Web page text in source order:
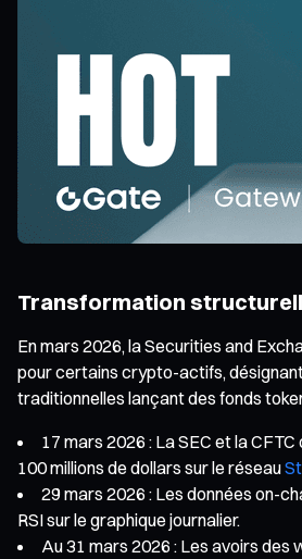
Transformation
En mars 2026, la Securities and
pour certains crypto-actifs,
traditionnelles lançant des fonds
17 mars 2026 : La SEC et la
100 millions de dollars sur le réseau
29 mars 2026 : Les données on-
RSI sur le graphique journalier.
Au 31 mars 2026 : Les avoirs des